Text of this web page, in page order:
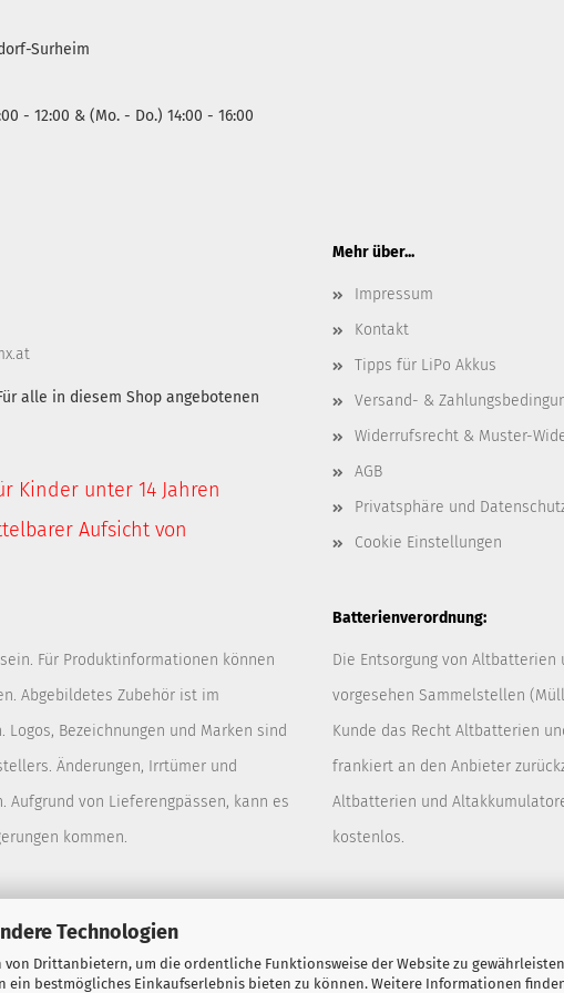
Technologien
Drittanbietern, um die ordentliche Funktionsweise der Website zu
ein bestmögliches Einkaufserlebnis bieten zu können. Weitere Informationen
Surheim
- 12:00 & (Mo. - Do.) 14:00 - 16:00
alle in diesem Shop angebotenen
Kinder unter 14 Jahren
Aufsicht von
Mehr über...
Impressum
Kontakt
Tipps für LiPo Akkus
Versand- &
Widerrufsrecht & Muster-
AGB
Privatsphäre und
Cookie Einstellungen
Für Produktinformationen können
Abgebildetes Zubehör ist im
Bezeichnungen und Marken sind
Änderungen, Irrtümer und
Aufgrund von Lieferengpässen, kann es
kommen.
Batterienverordnung:
Die Entsorgung von
vorgesehen Sammelstellen
Kunde das Recht Altbatterien
frankiert an den Anbieter
Altbatterien und
kostenlos.